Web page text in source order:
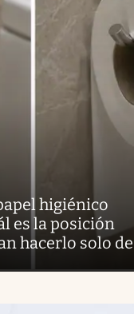
higiénico
es la posición
hacerlo solo de